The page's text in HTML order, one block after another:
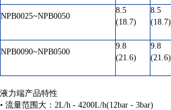
NPB0025~NPB0050
8.5
(18.7)
8.5
(18.7)
NPB0090~NPB0500
9.8
(21.6)
9.8
(21.6)
液力端产品特性
• 流量范围大：2L/h - 4200L/h(12bar - 3bar)